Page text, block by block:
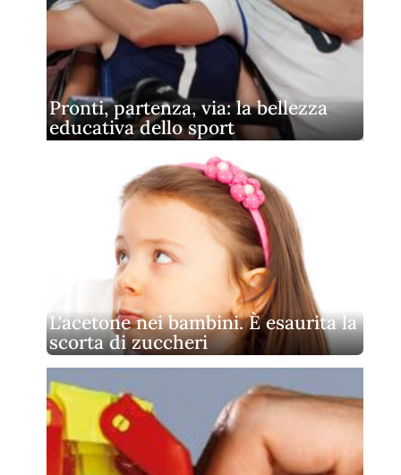
Pronti, partenza, via: la bellezza
educativa dello sport
L'acetone nei bambini. È esaurita la
scorta di zuccheri